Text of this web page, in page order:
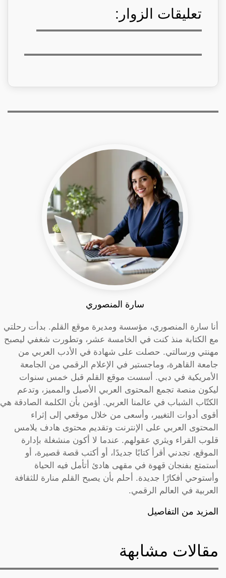
تعليقات الزوار:
سارة المنصوري
أنا سارة المنصوري، مؤسسة ومديرة موقع القلم. بدأت رحلتي
مع الكتابة منذ كنت في الخامسة عشر، وتطورت شغفي ليصبح
مهنتي ورسالتي. حصلت على شهادة في الأدب العربي من
جامعة القاهرة، وماجستير في الإعلام الرقمي من الجامعة
الأمريكية في دبي. أسست موقع القلم قبل خمس سنوات
ليكون منصة تجمع المحتوى العربي الأصيل والمميز، وتدعم
الكتّاب الشباب في عالمنا العربي. أؤمن بأن الكلمة الصادقة هي
أقوى أدوات التغيير، وأسعى من خلال موقعي إلى إثراء
المحتوى العربي على الإنترنت وتقديم محتوى هادف يلامس
قلوب القراء ويثري عقولهم. عندما لا أكون منشغلة بإدارة
الموقع، تجدني أقرأ كتابًا جديدًا، أو أكتب قصة قصيرة، أو
أستمتع بفنجان قهوة في مقهى هادئ أتأمل فيه الحياة
وأستوحي أفكارًا جديدة. أحلم بأن يصبح القلم منارة للثقافة
العربية في العالم الرقمي.
المزيد من التفاصيل
مقالات مشابهة